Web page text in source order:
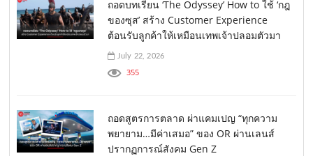
ถอดบทเรียน ‘The Odyssey’ How to ใช้ ‘กฎ
ของซุส’ สร้าง Customer Experience
ต้อนรับลูกค้าให้เหมือนเทพเจ้าปลอมตัวมา
July 22, 2026
355
ถอดสูตรการตลาด ผ่าแคมเปญ “ทุกความ
พยายาม…มีค่าเสมอ” ของ OR ผ่านเลนส์
ปรากฏการณ์สังคม Gen Z